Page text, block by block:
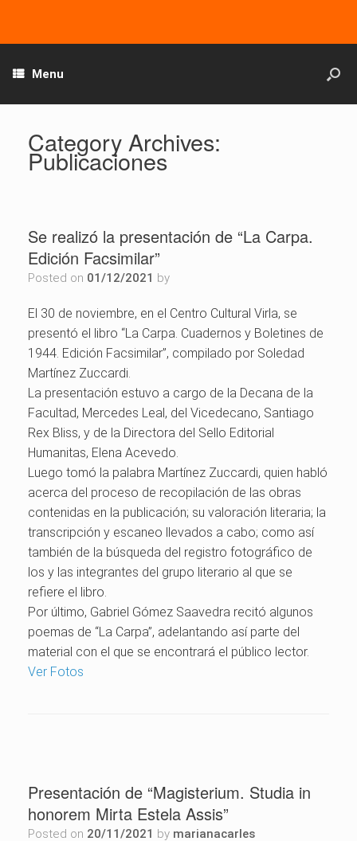
Menu
Category Archives:
Publicaciones
Se realizó la presentación de “La Carpa.
Edición Facsimilar”
Posted on 01/12/2021 by
El 30 de noviembre, en el Centro Cultural Virla, se
presentó el libro “La Carpa. Cuadernos y Boletines de
1944. Edición Facsimilar”, compilado por Soledad
Martínez Zuccardi.
La presentación estuvo a cargo de la Decana de la
Facultad, Mercedes Leal, del Vicedecano, Santiago
Rex Bliss, y de la Directora del Sello Editorial
Humanitas, Elena Acevedo.
Luego tomó la palabra Martínez Zuccardi, quien habló
acerca del proceso de recopilación de las obras
contenidas en la publicación; su valoración literaria; la
transcripción y escaneo llevados a cabo; como así
también de la búsqueda del registro fotográfico de
los y las integrantes del grupo literario al que se
refiere el libro.
Por último, Gabriel Gómez Saavedra recitó algunos
poemas de “La Carpa”, adelantando así parte del
material con el que se encontrará el público lector.
Ver Fotos
Presentación de “Magisterium. Studia in
honorem Mirta Estela Assis”
Posted on 20/11/2021 by marianacarles